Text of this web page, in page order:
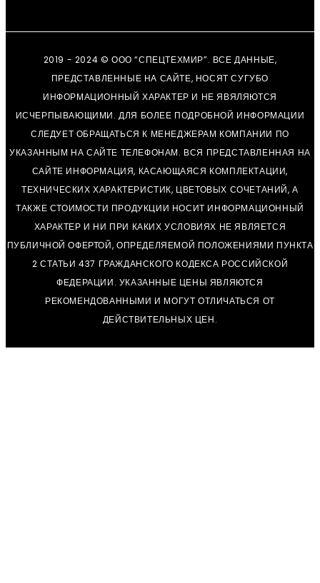
2019 - 2024 © ООО “СПЕЦТЕХМИР”. ВСЕ ДАННЫЕ,
ПРЕДСТАВЛЕННЫЕ НА САЙТЕ, НОСЯТ СУГУБО
ИНФОРМАЦИОННЫЙ ХАРАКТЕР И НЕ ЯВЯЛЯЮТСЯ
ИСЧЕРПЫВАЮЩИМИ. ДЛЯ БОЛЕЕ ПОДРОБНОЙ ИНФОРМАЦИИ
СЛЕДУЕТ ОБРАЩАТЬСЯ К МЕНЕДЖЕРАМ КОМПАНИИ ПО
УКАЗАННЫМ НА САЙТЕ ТЕЛЕФОНАМ. ВСЯ ПРЕДСТАВЛЕННАЯ НА
САЙТЕ ИНФОРМАЦИЯ, КАСАЮЩАЯСЯ КОМПЛЕКТАЦИИ,
ТЕХНИЧЕСКИХ ХАРАКТЕРИСТИК, ЦВЕТОВЫХ СОЧЕТАНИЙ, А
ТАКЖЕ СТОИМОСТИ ПРОДУКЦИИ НОСИТ ИНФОРМАЦИОННЫЙ
ХАРАКТЕР И НИ ПРИ КАКИХ УСЛОВИЯХ НЕ ЯВЛЯЕТСЯ
ПУБЛИЧНОЙ ОФЕРТОЙ, ОПРЕДЕЛЯЕМОЙ ПОЛОЖЕНИЯМИ ПУНКТА
2 СТАТЬИ 437 ГРАЖДАНСКОГО КОДЕКСА РОССИЙСКОЙ
ФЕДЕРАЦИИ. УКАЗАННЫЕ ЦЕНЫ ЯВЛЯЮТСЯ
РЕКОМЕНДОВАННЫМИ И МОГУТ ОТЛИЧАТЬСЯ ОТ
ДЕЙСТВИТЕЛЬНЫХ ЦЕН.